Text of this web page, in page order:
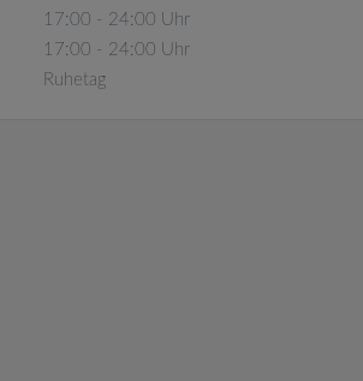
17:00 - 24:00 Uhr
17:00 - 24:00 Uhr
Ruhetag